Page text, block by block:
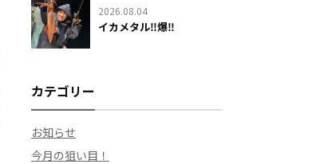
2026.08.04
イカメタル‼️爆‼️
カテゴリー
お知らせ
今月の狙い目！